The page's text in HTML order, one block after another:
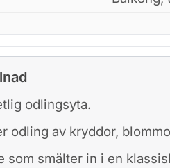
odlingsyta.
odling av kryddor,
som smälter in i en